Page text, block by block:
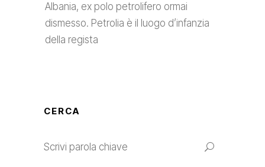
Albania, ex polo petrolifero ormai
dismesso. Petrolia è il luogo d’infanzia
della regista
CERCA